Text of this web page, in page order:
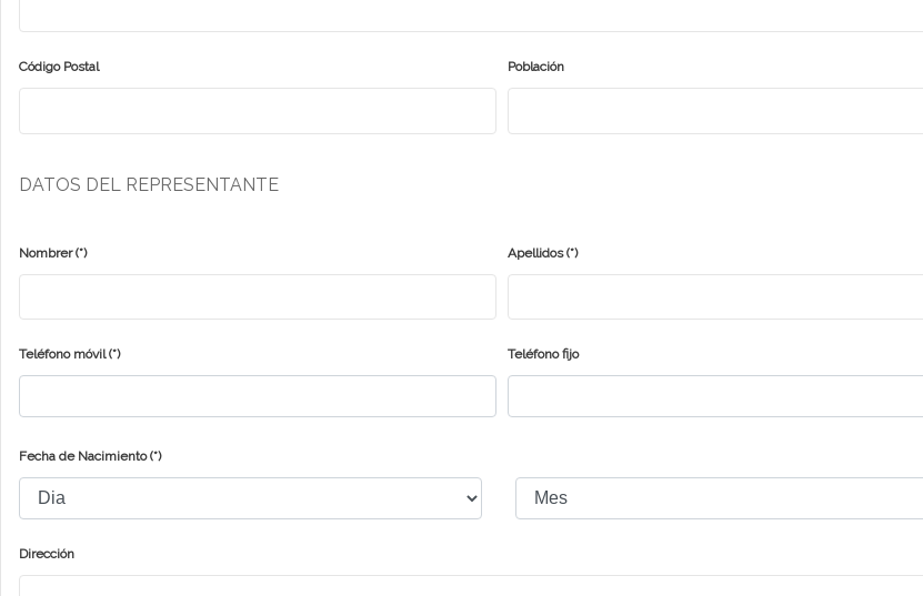
Código Postal Población
DATOS DEL REPRESENTANTE
Nombrer (*) Apellidos (*)
Teléfono móvil (*) Teléfono fijo
Fecha de Nacimiento (*)
Dirección